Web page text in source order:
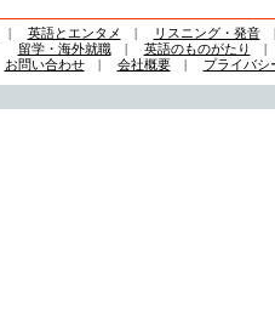
| 英語とエンタメ | リスニング・発音
留学・海外就職| 英語のものがたり
お問い合わせ| 会社概要| プライバシ